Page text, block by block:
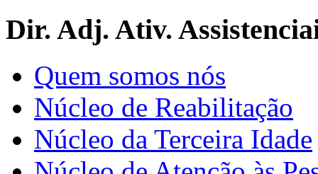
Dir. Adj. Ativ.
Quem somos nós
Núcleo de Reabilitação
Núcleo da Terceira Idade